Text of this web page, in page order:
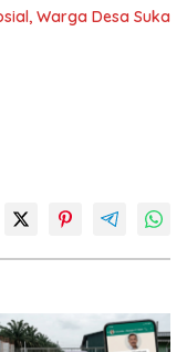
Warga Desa Suka